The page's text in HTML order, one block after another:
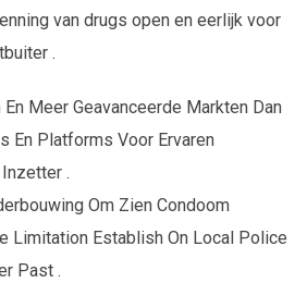
van drugs open en eerlijk voor
.
Meer Geavanceerde Markten Dan
En Platforms Voor Ervaren
.
Om Zien Condoom
Limitation Establish On Local Police
Past .